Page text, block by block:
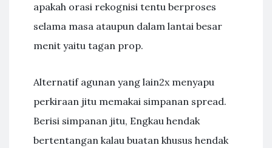
apakah orasi rekognisi tentu berproses
selama masa ataupun dalam lantai besar
menit yaitu tagan prop.
Alternatif agunan yang lain2x menyapu
perkiraan jitu memakai simpanan spread.
Berisi simpanan jitu, Engkau hendak
bertentangan kalau buatan khusus hendak